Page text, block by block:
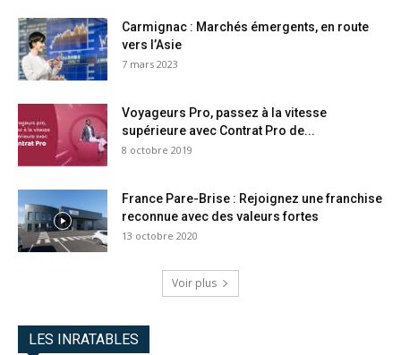
Carmignac : Marchés émergents, en route
vers l’Asie
7 mars 2023
Voyageurs Pro, passez à la vitesse
supérieure avec Contrat Pro de...
8 octobre 2019
France Pare-Brise : Rejoignez une franchise
reconnue avec des valeurs fortes
13 octobre 2020
Voir plus
LES INRATABLES